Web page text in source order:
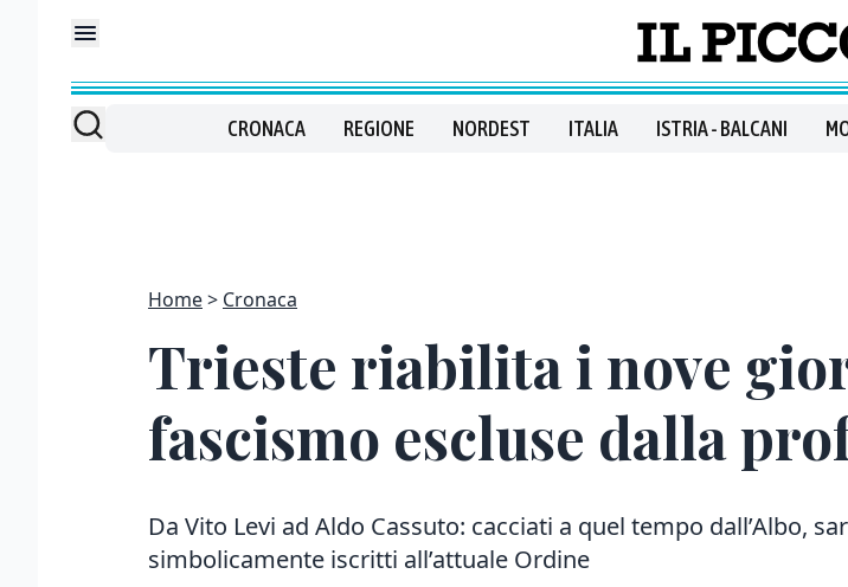
CRONACA REGIONE NORDEST ITALIA ISTRIA - BALCANI
Home Cronaca
Trieste riabilita i nove
fascismo escluse dalla
Da Vito Levi ad Aldo Cassuto: cacciati a quel tempo dall’Albo,
simbolicamente iscritti all’attuale Ordine